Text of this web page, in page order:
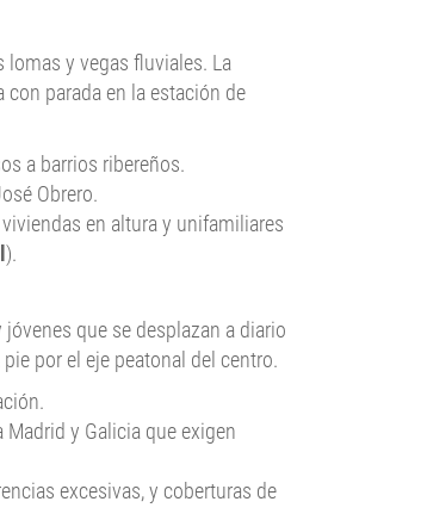
lomas y vegas fluviales. La
parada en la estación de
a barrios ribereños.
Obrero.
en altura y unifamiliares
).
que se desplazan a diario
por el eje peatonal del centro.
y Galicia que exigen
excesivas, y coberturas de